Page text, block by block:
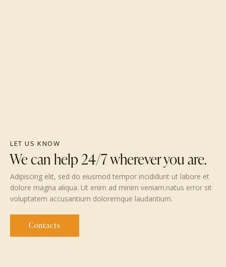
LET US KNOW
We can help 24/7 wherever you are.
Adipiscing elit, sed do eiusmod tempor incididunt ut labore et
dolore magna aliqua. Ut enim ad minim veniam.natus error sit
voluptatem accusantium doloremque laudantium.
Contacts